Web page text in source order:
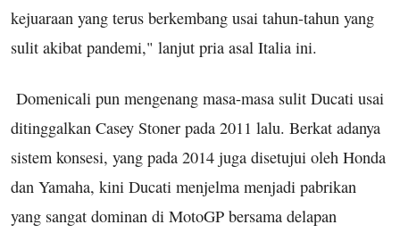
kejuaraan yang terus berkembang usai tahun-tahun yang
sulit akibat pandemi," lanjut pria asal Italia ini.
Domenicali pun mengenang masa-masa sulit Ducati usai
ditinggalkan Casey Stoner pada 2011 lalu. Berkat adanya
sistem konsesi, yang pada 2014 juga disetujui oleh Honda
dan Yamaha, kini Ducati menjelma menjadi pabrikan
yang sangat dominan di MotoGP bersama delapan